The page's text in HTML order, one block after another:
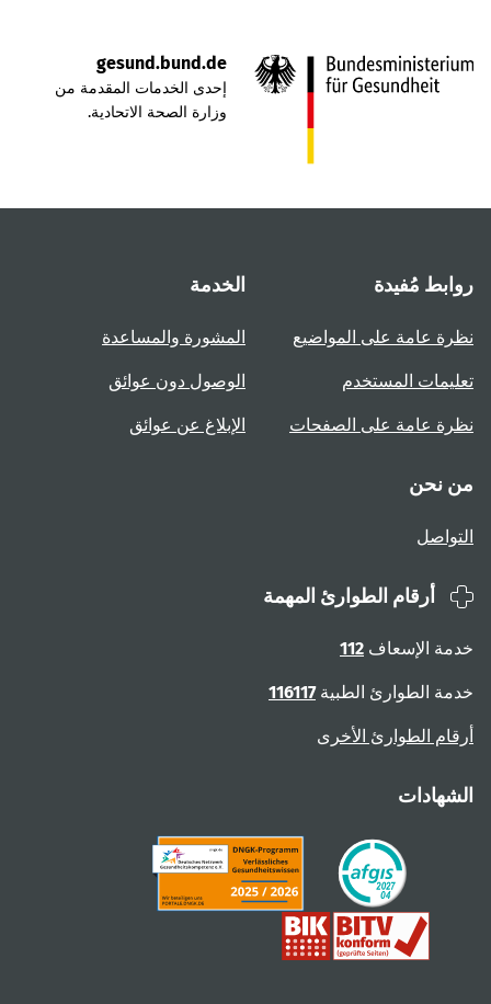
gesund.bund.de
إحدى الخدمات المقدمة من
وزارة الصحة الاتحادية.
روابط مُفيدة
نظرة عامة على المواضيع
تعليمات المستخدم
نظرة عامة على الصفحات
الخدمة
المشورة والمساعدة
الوصول دون عوائق
الإبلاغ عن عوائق
من نحن
التواصل
أرقام الطوارئ المهمة
خدمة الإسعاف 112
خدمة الطوارئ الطبية116117
أرقام الطوارئ الأخرى
الشهادات